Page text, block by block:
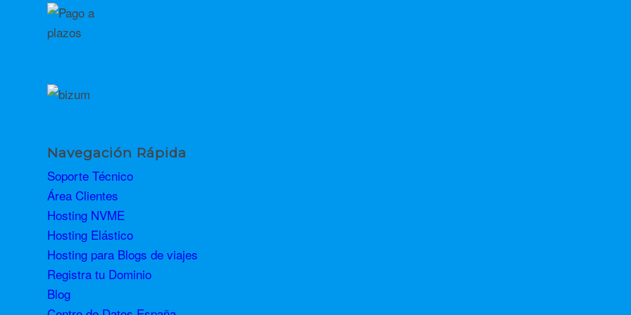
Navegación Rápida
Soporte Técnico
Área Clientes
Hosting NVME
Hosting Elástico
Hosting para Blogs de viajes
Registra tu Dominio
Blog